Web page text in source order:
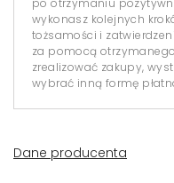
po otrzymaniu
wykonasz kolejnych
tożsamości i
za pomocą
zrealizować zakupy,
wybrać inną formę
Dane producenta